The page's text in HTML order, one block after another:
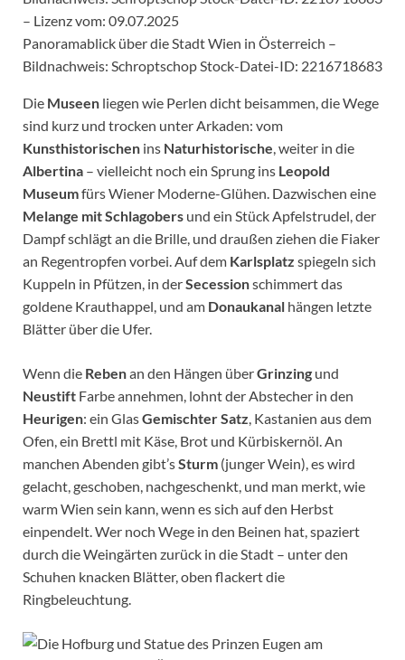
Panoramablick über die Stadt Wien in Österreich –
Bildnachweis: Schroptschop Stock-Datei-ID: 2216718683
Die Museen liegen wie Perlen dicht beisammen, die Wege
sind kurz und trocken unter Arkaden: vom
Kunsthistorischen ins Naturhistorische , weiter in die
Albertina – vielleicht noch ein Sprung ins Leopold
Museumfürs Wiener Moderne-Glühen. Dazwischen eine
Melange mit Schlagobers und ein Stück Apfelstrudel, der
Dampf schlägt an die Brille, und draußen ziehen die Fiaker
an Regentropfen vorbei. Auf dem Karlsplatz spiegeln sich
Kuppeln in Pfützen, in derSecessionschimmert das
goldene Krauthappel, und am Donaukanal hängen letzte
Blätter über die Ufer.
Wenn die Rebenan den Hängen überGrinzing und
Neustift Farbe annehmen, lohnt der Abstecher in den
Heurigen: ein GlasGemischter Satz , Kastanien aus dem
Ofen, ein Brettl mit Käse, Brot und Kürbiskernöl. An
manchen Abenden gibt’sSturm (junger Wein), es wird
gelacht, geschoben, nachgeschenkt, und man merkt, wie
warm Wien sein kann, wenn es sich auf den Herbst
einpendelt. Wer noch Wege in den Beinen hat, spaziert
durch die Weingärten zurück in die Stadt – unter den
Schuhen knacken Blätter, oben flackert die
Ringbeleuchtung.